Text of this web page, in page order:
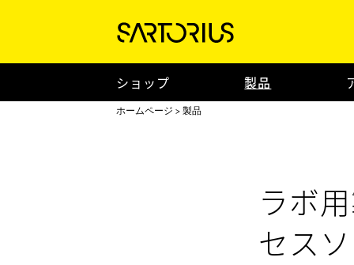
ショップ 製品
ホームページ 製品
ラボ
セス